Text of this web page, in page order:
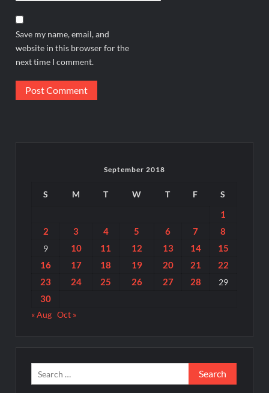
Save my name, email, and
website in this browser for the
next time I comment.
September 2018
S M T W T F S
1
2
3 4 5 6 7 8
9 10 11 12 13 14
15
16
17 18 19 20 21
22
23
24 25 26 27 28 29
30
« Aug Oct »
Search
for: